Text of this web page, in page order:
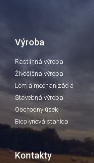
Výroba
Rastlinná výroba
Živočíšna výroba
Lom a mechanizácia
Stavebná výroba
Obchodný úsek
Bioplynová stanica
Kontakty